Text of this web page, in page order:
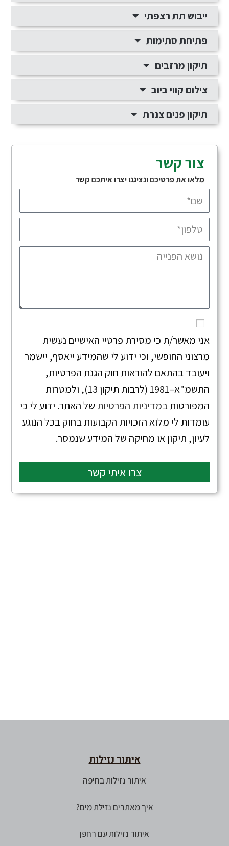
ייבוש תת רצפתי
פתיחת סתימות
תיקון מרזבים
צילום קווי ביוב
תיקון פנים צנרת
צור קשר
מלאו את פרטיכם ונציגנו יצרו איתכם קשר
אני מאשר/ת כי מסירת פרטיי האישיים נעשית
מרצוני החופשי, וכי ידוע לי שהמידע ייאסף, יישמר
ויעובד בהתאם להוראות חוק הגנת הפרטיות,
התשמ"א–1981 (לרבות תיקון 13), ולמטרות
המפורטותבמדיניות הפרטיות של האתר. ידוע לי כי
עומדות לי מלוא הזכויות הקבועות בחוק בכל הנוגע
לעיון, תיקון או מחיקה של המידע שנמסר.
צרו איתי קשר
איתור נזילות
איתור נזילות בחיפה
איך מאתרים נזילת מים?
איתור נזילות עם רחפן